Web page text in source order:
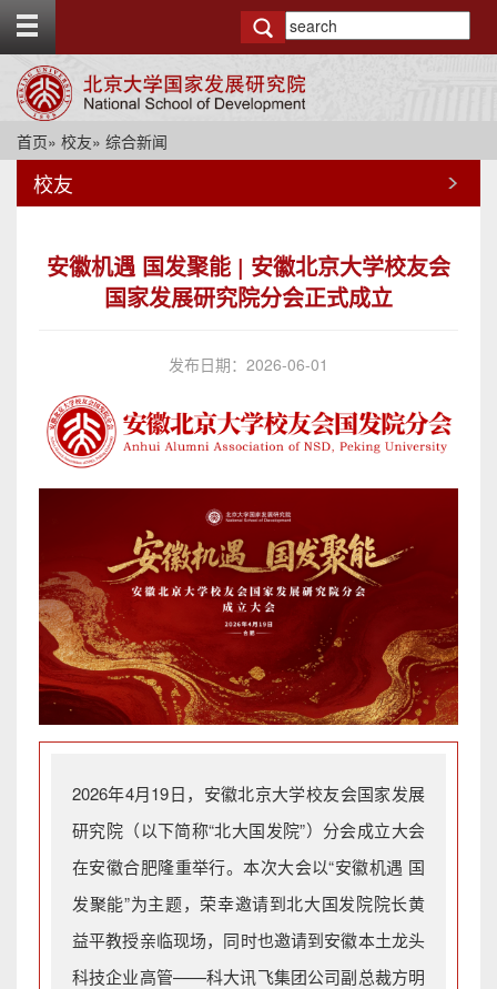
g
o
首页» 校友» 综合新闻
校友
安徽机遇 国发聚能 | 安徽北京大学校友会
国家发展研究院分会正式成立
发布日期：2026-06-01
2026年4月19日，安徽北京大学校友会国家发展
研究院（以下简称“北大国发院”）分会成立大会
在安徽合肥隆重举行。本次大会以“安徽机遇 国
发聚能”为主题，荣幸邀请到北大国发院院长黄
益平教授亲临现场，同时也邀请到安徽本土龙头
科技企业高管——科大讯飞集团公司副总裁方明